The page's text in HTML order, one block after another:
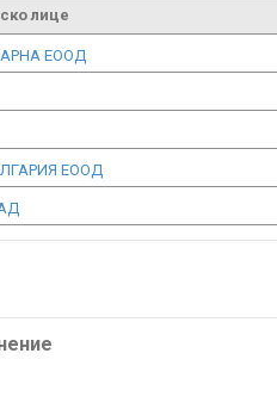
лице
ЕООД
ЕООД